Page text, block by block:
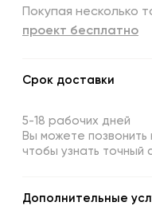
Покупая несколько
проект бесплатно
Срок доставки
5-18 рабочих дней
Вы можете позвонить
чтобы узнать точный
Дополнительные